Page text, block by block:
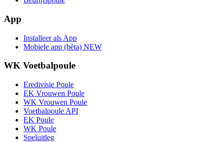
App
Installeer als App
Mobiele app (bèta) NEW
WK Voetbalpoule
Eredivisie Poule
EK Vrouwen Poule
WK Vrouwen Poule
Voetbalpoule API
EK Poule
WK Poule
Speluitleg